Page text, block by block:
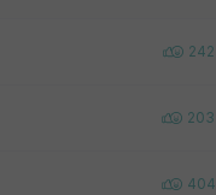
242
203
404